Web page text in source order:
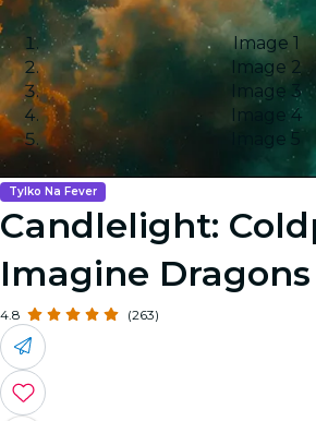
Image 1
Image 2
Image 3
Image 4
Image 5
Tylko Na Fever
Candlelight:
Imagine Dragons
4.8 (263)